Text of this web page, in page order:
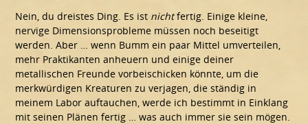
Nein, du dreistes Ding. Es ist nichtfertig. Einige kleine,
nervige Dimensionsprobleme müssen noch beseitigt
werden. Aber … wenn Bumm ein paar Mittel umverteilen,
mehr Praktikanten anheuern und einige deiner
metallischen Freunde vorbeischicken könnte, um die
merkwürdigen Kreaturen zu verjagen, die ständig in
meinem Labor auftauchen, werde ich bestimmt in Einklang
mit seinen Plänen fertig … was auch immer sie sein mögen.